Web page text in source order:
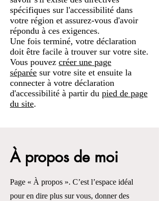
spécifiques sur l'accessibilité dans
votre région et assurez-vous d'avoir
répondu à ces exigences.
Une fois terminé, votre déclaration
doit être facile à trouver sur votre site.
Vous pouvez créer une page
séparée sur votre site et ensuite la
connecter à votre déclaration
d'accessibilité à partir du pied de page
du site.
À propos de moi
Page « À propos ». C’est l’espace idéal
pour en dire plus sur vous, donner des